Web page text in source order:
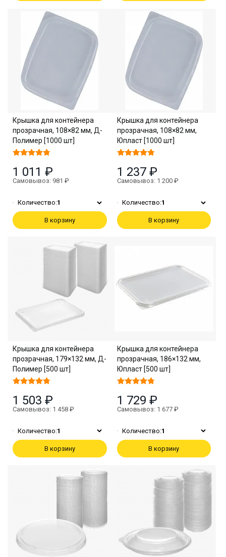
Крышка для контейнера
прозрачная, 108×82 мм, Д-
Полимер [1000 шт]
1 011 ₽
Самовывоз: 981 ₽
Количество:1
В корзину
Крышка для контейнера
прозрачная, 108×82 мм,
Юпласт [1000 шт]
1 237 ₽
Самовывоз: 1 200 ₽
Количество:1
В корзину
Крышка для контейнера
прозрачная, 179×132 мм, Д-
Полимер [500 шт]
1 503 ₽
Самовывоз: 1 458 ₽
Количество:1
В корзину
Крышка для контейнера
прозрачная, 186×132 мм,
Юпласт [500 шт]
1 729 ₽
Самовывоз: 1 677 ₽
Количество:1
В корзину